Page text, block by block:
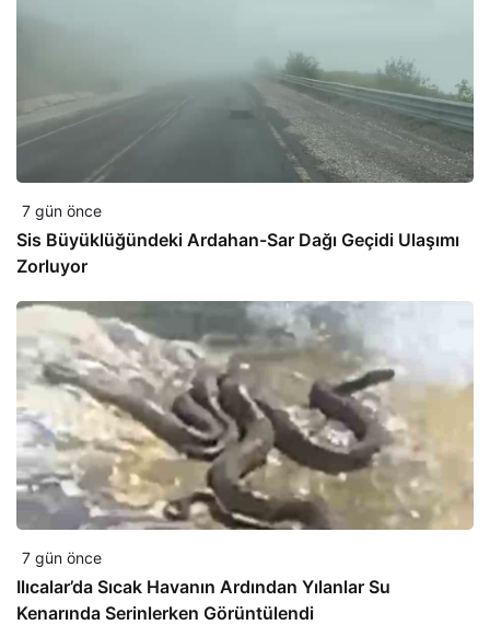
7 gün önce
Sis Büyüklüğündeki Ardahan-Sar Dağı Geçidi Ulaşımı
Zorluyor
7 gün önce
Ilıcalar’da Sıcak Havanın Ardından Yılanlar Su
Kenarında Serinlerken Görüntülendi